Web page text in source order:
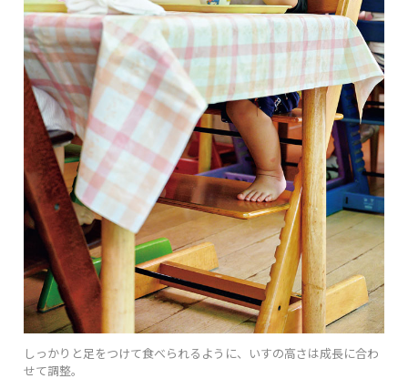
しっかりと足をつけて食べられるように、いすの高さは成長に合わ
せて調整。